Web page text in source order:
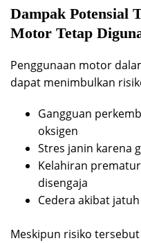
Dampak Potensial
Motor Tetap
Penggunaan motor
dapat menimbulkan
Gangguan
oksigen
Stres janin karena
Kelahiran
disengaja
Cedera akibat
Meskipun risiko tersebut